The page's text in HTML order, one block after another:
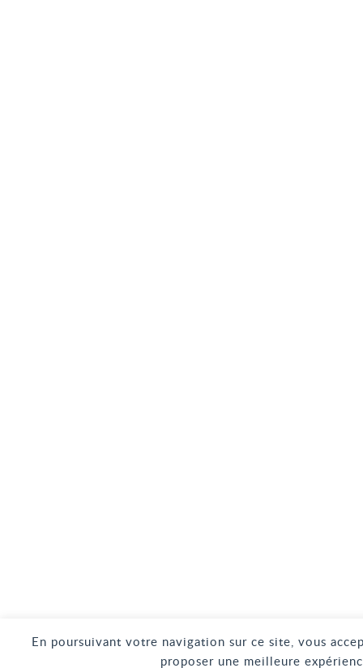
En poursuivant votre navigation sur ce site, vous
proposer une meilleure